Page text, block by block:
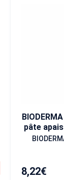
pâte
8,22€